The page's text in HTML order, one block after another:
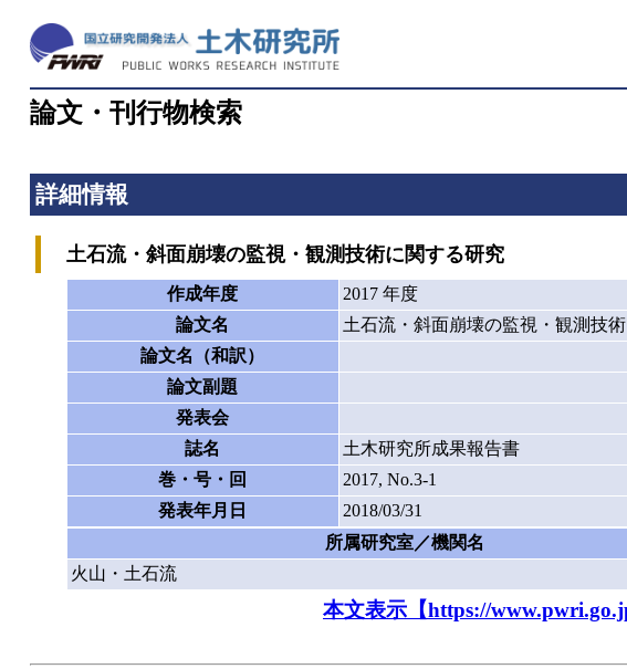
論文・刊行物検索
詳細情報
土石流・斜面崩壊の監視・観測技術に関する研究
作成年度
2017 年度
論文名
土石流・斜面崩壊の監視・観測技
論文名（和訳）
論文副題
発表会
誌名
土木研究所成果報告書
巻・号・回
2017, No.3-1
発表年月日
2018/03/31
所属研究室／機関名
火山・土石流
本文表示【https://